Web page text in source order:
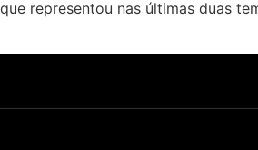
representou nas últimas duas